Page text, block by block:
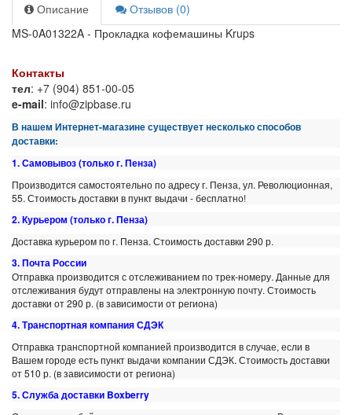
Описание
Отзывов (0)
MS-0A01322A - Прокладка кофемашины Krups
Контакты
тел: +7 (904) 851-00-05
e-mail: info@zipbase.ru
В нашем Интернет-магазине существует несколько способов
доставки:
1. Самовывоз (только г. Пенза)
Производится самостоятельно по адресу г. Пенза, ул. Революционная,
55. Стоимость доставки в пункт выдачи - бесплатно!
2. Курьером (только г. Пенза)
Доставка курьером по г. Пенза. Стоимость доставки 290 р.
3. Почта России
Отправка производится с отслеживанием по трек-номеру. Данные для
отслеживания будут отправлены на электронную почту. Стоимость
доставки от 290 р. (в зависимости от региона)
4. Транспортная компания СДЭК
Отправка транспортной компанией производится в случае, если в
Вашем городе есть пункт выдачи компании СДЭК. Стоимость доставки
от 510 р. (в зависимости от региона)
5. Служба доставки Boxberry